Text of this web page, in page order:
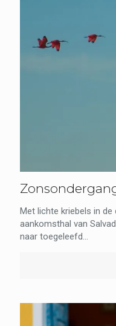
Met lichte kriebels in de
aankomsthal van
naar toegeleefd...